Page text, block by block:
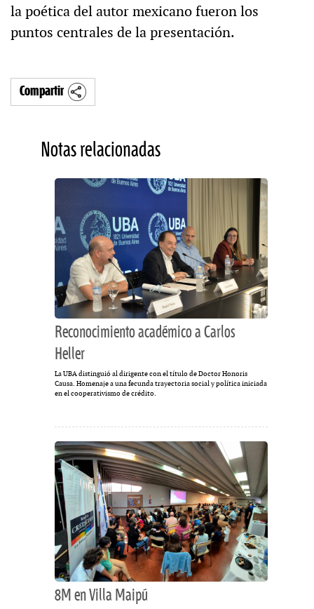
la poética del autor mexicano fueron los
puntos centrales de la presentación.
Compartir
Notas relacionadas
Reconocimiento académico a Carlos
Heller
La UBA distinguió al dirigente con el título de Doctor Honoris
Causa. Homenaje a una fecunda trayectoria social y política iniciada
en el cooperativismo de crédito.
8M en Villa Maipú